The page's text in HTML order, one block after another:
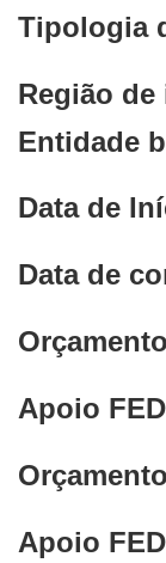
Tipologia
Região de
Entidade
Data de
Data de
Apoio
Apoio